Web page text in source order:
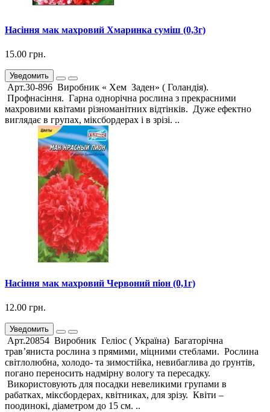
Насіння мак махровий Хмаринка суміш (0,3г)
15.00 грн.
Уведомить
Арт.30-896 Виробник « Хем Заден» ( Голандія).
Профнасіння. Гарна однорічна рослина з прекрасними
махровими квітами різноманітних відтінків. Дуже ефектно
виглядає в групах, міксбордерах і в зрізі. ..
Насіння мак махровий Червоний піон (0,1г)
12.00 грн.
Уведомить
Арт.20854 Виробник Геліос ( Україна) Багаторічна
трав’яниста рослина з прямими, міцними стеблами. Рослина
світлолюбна, холодо- та зимостійка, невибаглива до ґрунтів,
погано переносить надмірну вологу та пересадку.
Використовують для посадки невеликими групами в
рабатках, міксбордерах, квітниках, для зрізу. Квіти –
поодинокі, діаметром до 15 см. ..